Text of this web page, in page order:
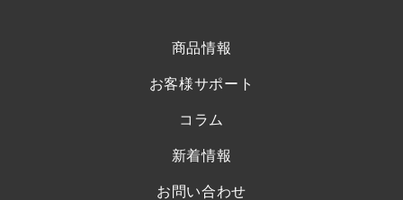
商品情報
お客様サポート
コラム
新着情報
お問い合わせ